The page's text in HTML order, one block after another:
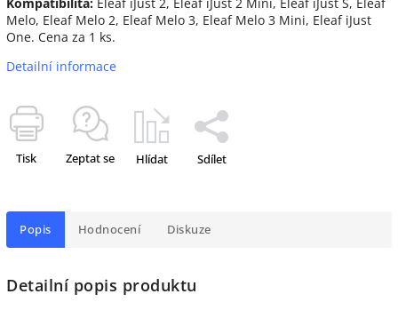
Melo, Eleaf Melo 2, Eleaf Melo 3, Eleaf Melo 3 Mini, Eleaf iJust
One. Cena za 1 ks.
Detailní informace
Tisk Zeptat se Hlídat Sdílet
Popis Hodnocení Diskuze
Detailní popis produktu